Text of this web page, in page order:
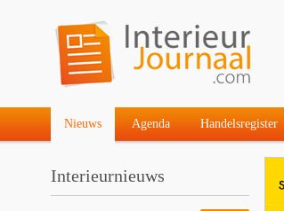
Nieuws Agenda Handelsregister
Interieurnieuws